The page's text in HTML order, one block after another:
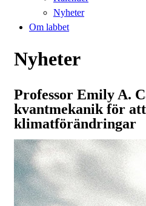
Nyheter
Om labbet
Nyheter
Professor Emily A.
kvantmekanik för
klimatförändringar